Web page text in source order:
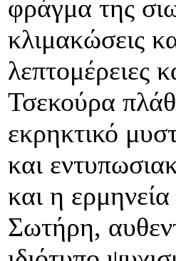
φράγμα της
κλιμακώσεις
λεπτομέρειες
Τσεκούρα
εκρηκτικό
και
και η
Σωτήρη,